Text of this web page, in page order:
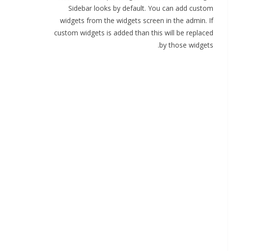
Sidebar looks by default. You can add custom
widgets from the widgets screen in the admin. If
custom widgets is added than this will be replaced
by those widgets.